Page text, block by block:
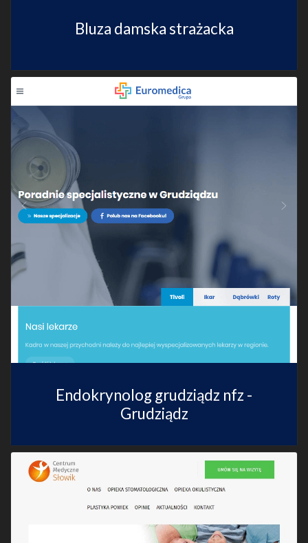
Bluza damska strażacka
Endokrynolog grudziądz nfz -
Grudziądz